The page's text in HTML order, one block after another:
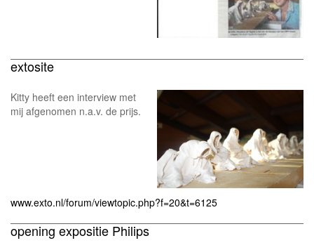
extosite
Kitty heeft een interview met
mij afgenomen n.a.v. de prijs.
www.exto.nl/forum/viewtopic.php?f=20&t=6125
opening expositie Philips